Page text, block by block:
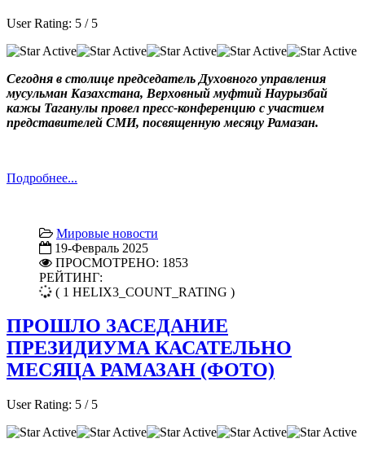
User Rating: 5 / 5
Сегодня в столице председатель Духовного управления
мусульман Казахстана, Верховный муфтий Наурызбай
кажы Таганулы провел пресс-конференцию с участием
представителей СМИ, посвященную месяцу Рамазан.
Подробнее...
Мировые новости
19-Февраль 2025
ПРОСМОТРЕНО: 1853
РЕЙТИНГ:
( 1 HELIX3_COUNT_RATING )
ПРОШЛО ЗАСЕДАНИЕ
ПРЕЗИДИУМА КАСАТЕЛЬНО
МЕСЯЦА РАМАЗАН (ФОТО)
User Rating: 5 / 5